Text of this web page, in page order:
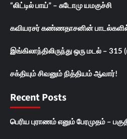
“லிட்டில் பாய்” – சுடோமு யமகுச்சி
கவியரசர் கண்ணதாசனின்
இங்கிலாந்திலிருந்து ஒரு மடல் – 315
சக்தியும் சிவனும் நித்தியம் ஆவார்!
Recent Posts
பெரிய புராணம் எனும் பேரமுதம் –